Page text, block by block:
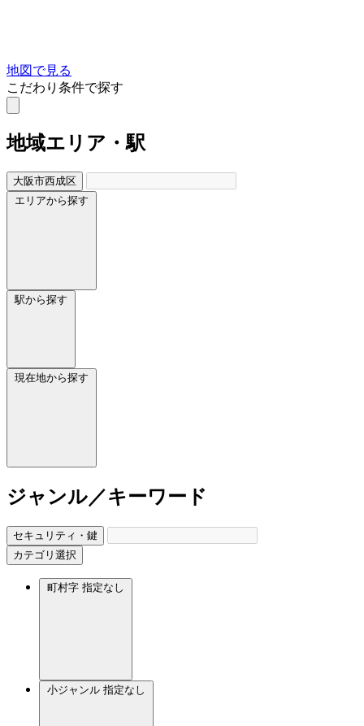
地図で見る
こだわり条件で探す
地域エリア・駅
大阪市西成区
エリアから探す
駅から探す
現在地から探す
ジャンル／キーワード
セキュリティ・鍵
カテゴリ選択
町村字 指定なし
小ジャンル 指定なし